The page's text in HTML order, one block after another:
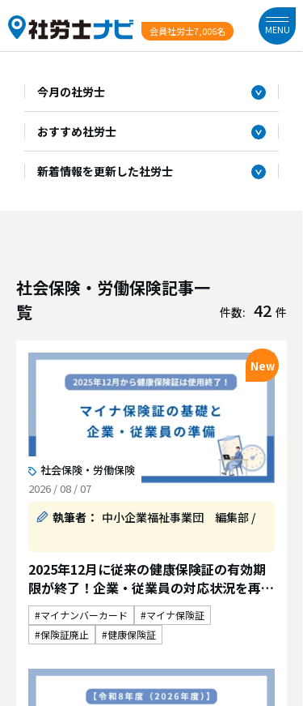
会員社労士7,006名 MENU
今月の社労士
おすすめ社労士
新着情報を更新した社労士
社会保険・労働保険記事一
覧
件数: 42 件
New
社会保険・労働保険
2026 / 08 / 07
執筆者： 中小企業福祉事業団 編集部 /
2025年12月に従来の健康保険証の有効期
限が終了！企業・従業員の対応状況を再確
認 マイナ保険証が無い場合の対応も解説
マイナンバーカード
マイナ保険証
保険証廃止
健康保険証